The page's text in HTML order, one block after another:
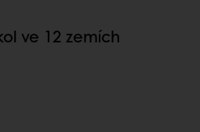
ve 12 zemích